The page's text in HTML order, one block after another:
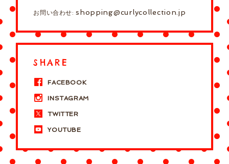
お問い合わせ:shopping@curlycollection.jp
SHARE
FACEBOOK
INSTAGRAM
TWITTER
YOUTUBE